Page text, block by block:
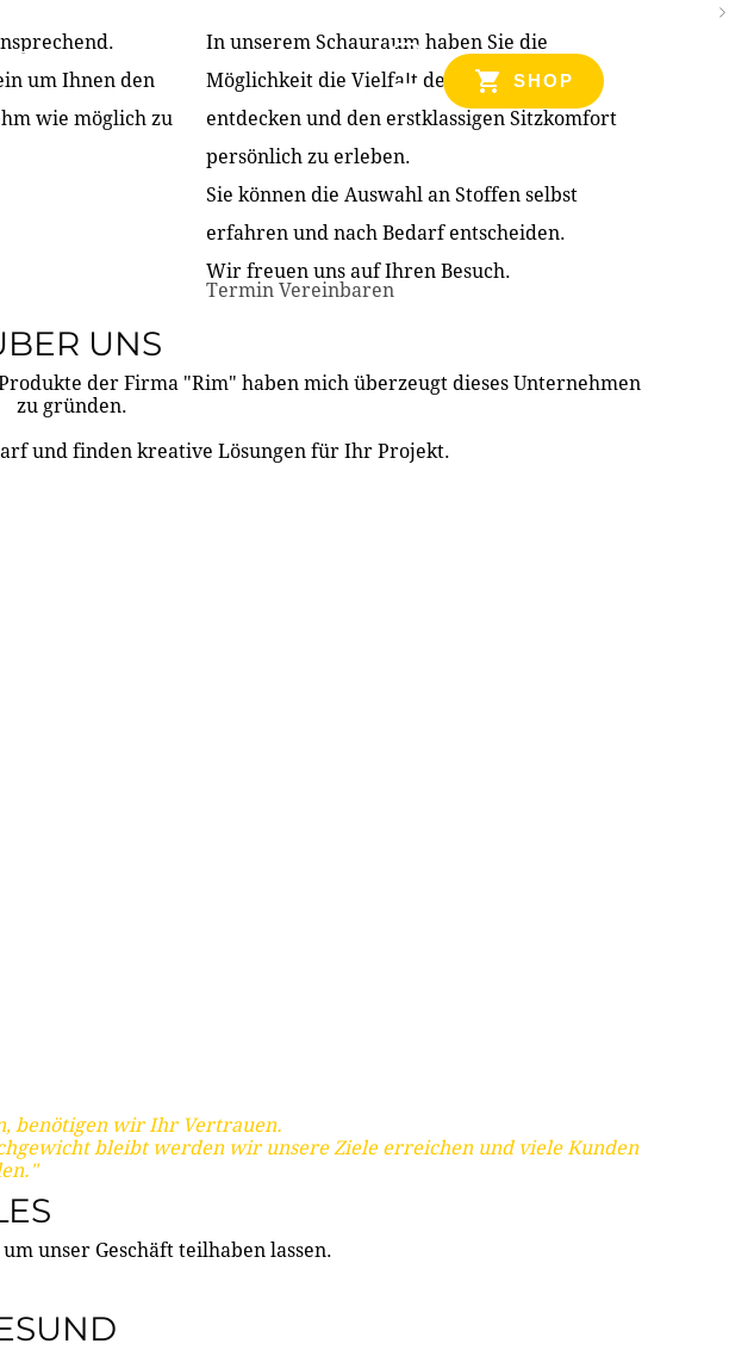
PARTNER & REFERENZEN
SHOP
um Ihnen den
wie möglich zu
In unserem Schauraum haben Sie die
Möglichkeit die Vielfalt der Produkte zu
entdecken und den erstklassigen Sitzkomfort
persönlich zu erleben.
Sie können die Auswahl an Stoffen selbst
erfahren und nach Bedarf entscheiden.
Wir freuen uns auf Ihren Besuch.
Termin Vereinbaren
UNS
der Firma "Rim" haben mich überzeugt dieses Unternehmen
zu gründen.
und finden kreative Lösungen für Ihr Projekt.
benötigen wir Ihr Vertrauen.
bleibt werden wir unsere Ziele erreichen und viele Kunden
unser Geschäft teilhaben lassen.